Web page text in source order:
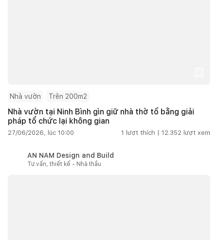
Nhà vườn Trên 200m2
Nhà vườn tại Ninh Bình gìn giữ nhà thờ tổ bằng giải
pháp tổ chức lại không gian
27/06/2026, lúc 10:00 1 lượt thích | 12.352 lượt xem
AN NAM Design and Build
Tư vấn, thiết kế - Nhà thầu